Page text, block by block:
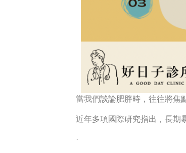
當我們談論肥胖時，往往將焦
近年多項國際研究指出，長期
·